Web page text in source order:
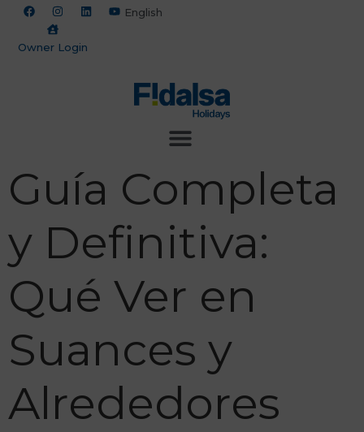
English
Owner Login
Guía Completa
y Definitiva:
Qué Ver en
Suances y
Alrededores